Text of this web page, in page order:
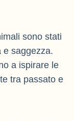
sono stati
e saggezza.
a ispirare le
tra passato e